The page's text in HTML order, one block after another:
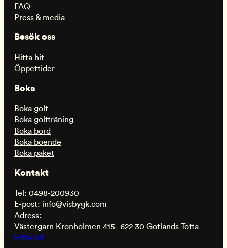
FAQ
Press & media
Besök oss
Hitta hit
Öppettider
Boka
Boka golf
Boka golfträning
Boka bord
Boka boende
Boka paket
Kontakt
Tel: 0498-200930
E-post: info@visbygk.com
Adress:
Västergarn Kronholmen 415 622 30 Gotlands Tofta
Hitta hit